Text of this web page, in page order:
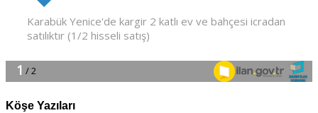
Köşe Yazıları